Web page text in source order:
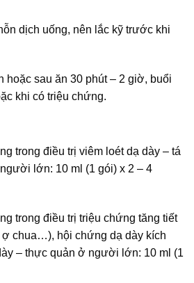
dịch uống, nên lắc kỹ trước khi
hoặc sau ăn 30 phút – 2 giờ, buổi
khi có triệu chứng.
trong điều trị viêm loét dạ dày – tá
lớn: 10 ml (1 gói) x 2 – 4
trong điều trị triệu chứng tăng tiết
ợ chua…), hội chứng dạ dày kích
– thực quản ở người lớn: 10 ml (1